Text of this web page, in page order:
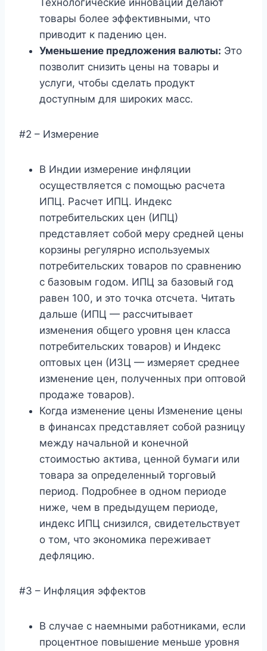
Технологические инновации делают
товары более эффективными, что
приводит к падению цен.
Уменьшение предложения валюты: Это
позволит снизить цены на товары и
услуги, чтобы сделать продукт
доступным для широких масс.
#2 – Измерение
В Индии измерение инфляции
осуществляется с помощью расчета
ИПЦ. Расчет ИПЦ. Индекс
потребительских цен (ИПЦ)
представляет собой меру средней цены
корзины регулярно используемых
потребительских товаров по сравнению
с базовым годом. ИПЦ за базовый год
равен 100, и это точка отсчета. Читать
дальше (ИПЦ — рассчитывает
изменения общего уровня цен класса
потребительских товаров) и Индекс
оптовых цен (ИЗЦ — измеряет среднее
изменение цен, полученных при оптовой
продаже товаров).
Когда изменение цены Изменение цены
в финансах представляет собой разницу
между начальной и конечной
стоимостью актива, ценной бумаги или
товара за определенный торговый
период. Подробнее в одном периоде
ниже, чем в предыдущем периоде,
индекс ИПЦ снизился, свидетельствует
о том, что экономика переживает
дефляцию.
#3 – Инфляция эффектов
В случае с наемными работниками, если
процентное повышение меньше уровня